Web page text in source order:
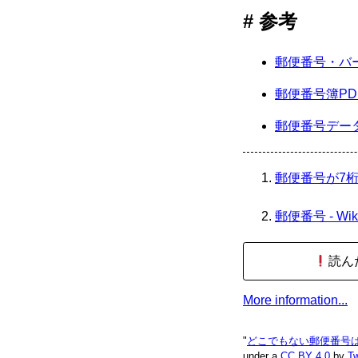
参考
郵便番号・バ
郵便番号簿
郵便番号デー
郵便番号が7
郵便番号 -
読ん
More information...
" どこでもない郵便番号